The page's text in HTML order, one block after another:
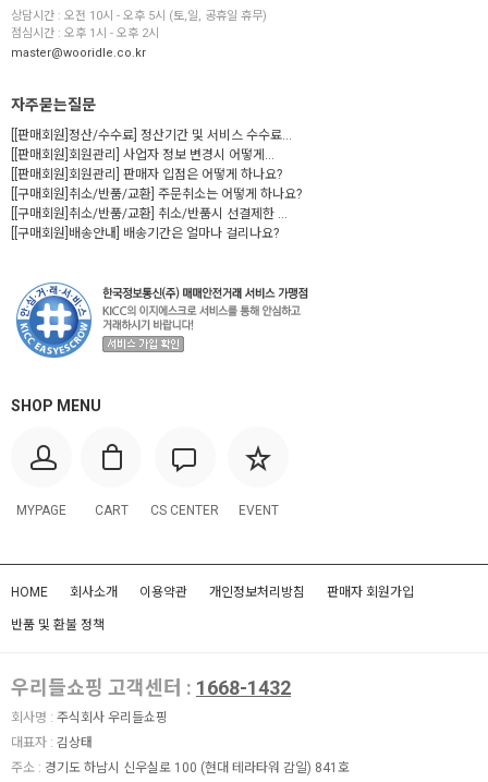
상담시간 : 오전 10시 - 오후 5시 (토,일, 공휴일 휴무)
점심시간 : 오후 1시 - 오후 2시
master@wooridle.co.kr
자주묻는질문
[[판매회원]정산/수수료] 정산기간 및 서비스 수수료...
[[판매회원]회원관리] 사업자 정보 변경시 어떻게...
[[판매회원]회원관리] 판매자 입점은 어떻게 하나요?
[[구매회원]취소/반품/교환] 주문취소는 어떻게 하나요?
[[구매회원]취소/반품/교환] 취소/반품시 선결제한 ...
[[구매회원]배송안내] 배송기간은 얼마나 걸리나요?
SHOP MENU
MYPAGE CART CS CENTER EVENT
HOME 회사소개 이용약관 개인정보처리방침 판매자 회원가입
반품 및 환불 정책
우리들쇼핑 고객센터 : 1668-1432
회사명 : 주식회사 우리들쇼핑
대표자 : 김상태
주소 : 경기도 하남시 신우실로 100 (현대 테라타워 감일) 841호